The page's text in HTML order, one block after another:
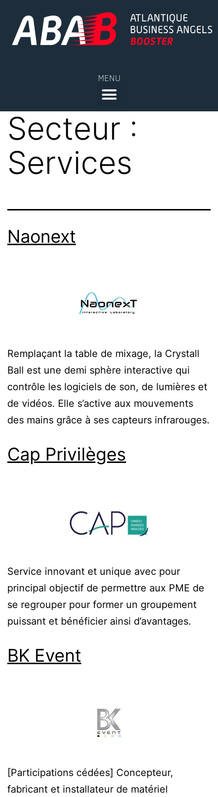
MENU
Secteur :
Services
Naonext
Remplaçant la table de mixage, la Crystall
Ball est une demi sphère interactive qui
contrôle les logiciels de son, de lumières et
de vidéos. Elle s’active aux mouvements
des mains grâce à ses capteurs infrarouges.
Cap Privilèges
Service innovant et unique avec pour
principal objectif de permettre aux PME de
se regrouper pour former un groupement
puissant et bénéficier ainsi d’avantages.
BK Event
[Participations cédées] Concepteur,
fabricant et installateur de matériel